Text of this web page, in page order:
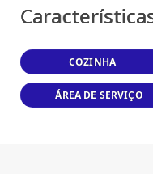
COZINHA
ÁREA DE SERVIÇO